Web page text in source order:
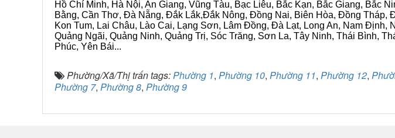
Hồ Chí Minh, Hà Nội, An Giang, Vũng Tàu, Bạc Liêu, Bắc Kạn, Bắc Giang,
Bằng, Cần Thơ, Đà Nẵng, Đắk Lắk,Đắk Nông, Đồng Nai, Biên Hòa, Đồng Tháp,
Kon Tum, Lai Châu, Lào Cai, Lạng Sơn, Lâm Đồng, Đà Lạt, Long An, Nam
Quảng Ngãi, Quảng Ninh, Quảng Trị, Sóc Trăng, Sơn La, Tây Ninh, Thái Bình,
Phúc, Yên Bái...
Phường/Xã/Thị trấn tags:Phường 1, Phường 10, Phường 11, Phường 12,
Phường 7, Phường 8, Phường 9